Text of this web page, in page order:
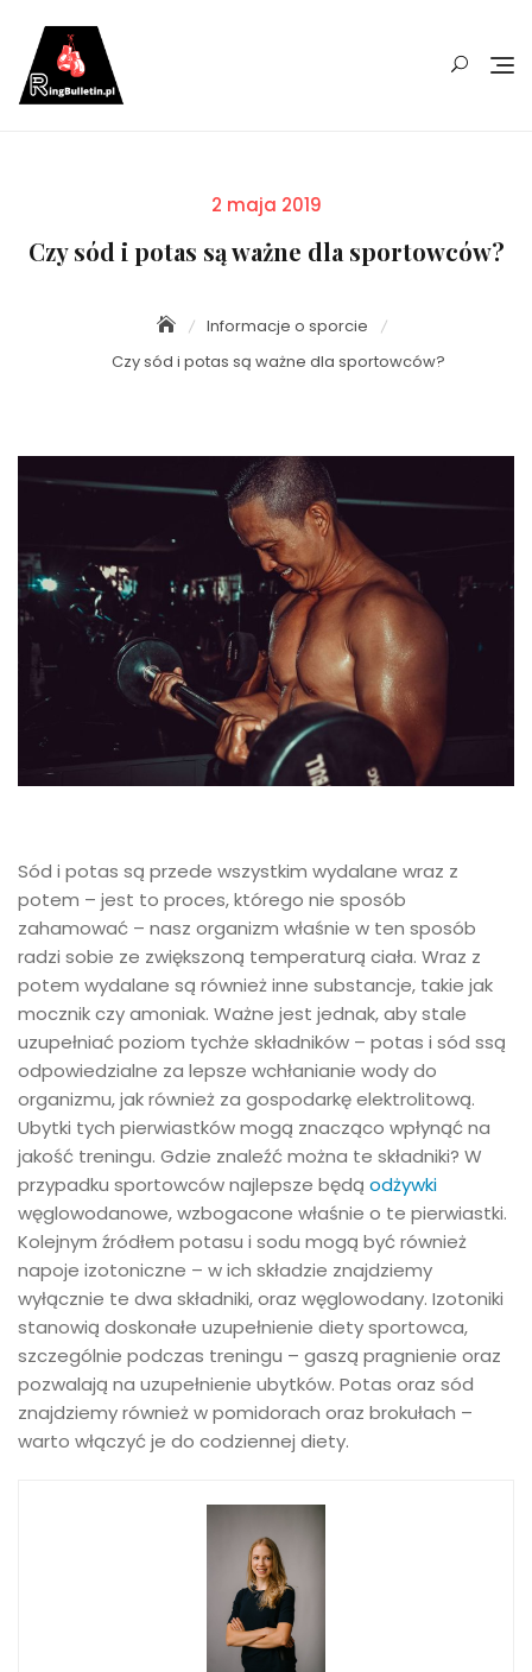
content
Posted
2 maja 2019
Czy sód i potas są ważne dla sportowców?
Informacje o sporcie
Czy sód i potas są ważne dla sportowców?
Sód i potas są przede wszystkim wydalane wraz z
potem – jest to proces, którego nie sposób
zahamować – nasz organizm właśnie w ten sposób
radzi sobie ze zwiększoną temperaturą ciała. Wraz z
potem wydalane są również inne substancje, takie jak
mocznik czy amoniak. Ważne jest jednak, aby stale
uzupełniać poziom tychże składników – potas i sód ssą
odpowiedzialne za lepsze wchłanianie wody do
organizmu, jak również za gospodarkę elektrolitową.
Ubytki tych pierwiastków mogą znacząco wpłynąć na
jakość treningu. Gdzie znaleźć można te składniki? W
przypadku sportowców najlepsze będą odżywki
węglowodanowe, wzbogacone właśnie o te pierwiastki.
Kolejnym źródłem potasu i sodu mogą być również
napoje izotoniczne – w ich składzie znajdziemy
wyłącznie te dwa składniki, oraz węglowodany. Izotoniki
stanowią doskonałe uzupełnienie diety sportowca,
szczególnie podczas treningu – gaszą pragnienie oraz
pozwalają na uzupełnienie ubytków. Potas oraz sód
znajdziemy również w pomidorach oraz brokułach –
warto włączyć je do codziennej diety.